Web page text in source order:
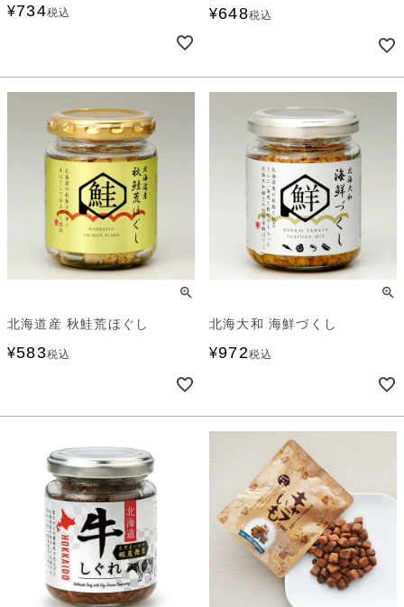
¥734税込 ¥648税込
北海道産 秋鮭荒ほぐし
¥583税込
北海大和 海鮮づくし
¥972税込